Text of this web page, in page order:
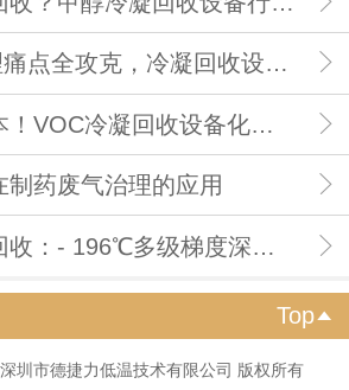
攻克，冷凝回收设备一站式解决
凝回收设备化解行业溶剂浪费痛点
制药废气治理的应用
多级梯度深冷，资源回收环保无忧！
Top
圳市德捷力低温技术有限公司 版权所有